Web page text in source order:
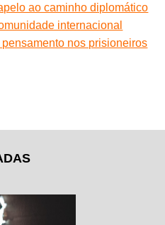
ao caminho diplomático
internacional
pensamento nos prisioneiros